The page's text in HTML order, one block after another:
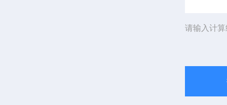
请输入计